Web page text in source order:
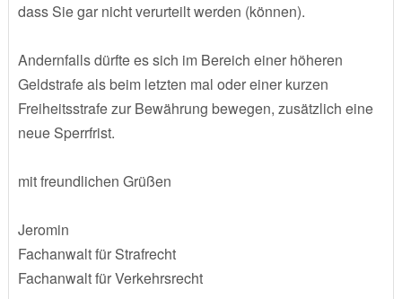
dass Sie gar nicht verurteilt werden (können).
Andernfalls dürfte es sich im Bereich einer höheren
Geldstrafe als beim letzten mal oder einer kurzen
Freiheitsstrafe zur Bewährung bewegen, zusätzlich eine
neue Sperrfrist.
mit freundlichen Grüßen
Jeromin
Fachanwalt für Strafrecht
Fachanwalt für Verkehrsrecht